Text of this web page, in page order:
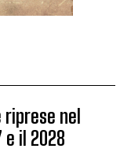
riprese nel
e il 2028